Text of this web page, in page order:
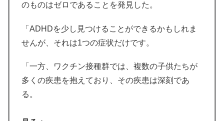
のものはゼロであることを発見した。
「ADHDを少し見つけることができるかもしれま
せんが、それは1つの症状だけです。
「一方、ワクチン接種群では、複数の子供たちが
多くの疾患を抱えており、その疾患は深刻であ
る。